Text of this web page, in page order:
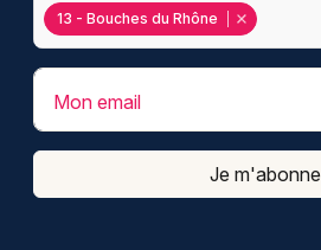
13 - Bouches du Rhône
Mon email
Je m'abonne